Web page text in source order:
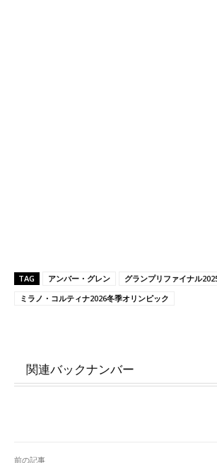
TAG アンバー・グレン
グランプリファイナル
ミラノ・コルティナ2026冬季オリンピック
関連バックナンバー
前の記事